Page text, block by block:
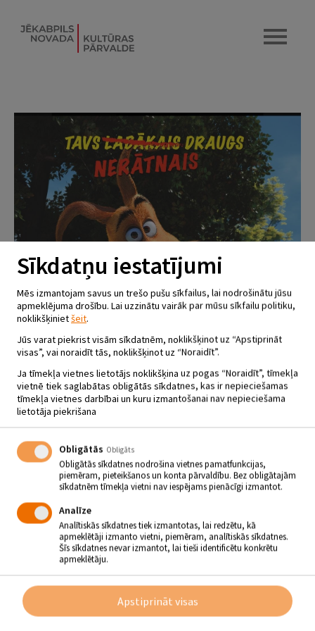
PIEDZĪVOJUMU KOMĒDIJA
BĒRNIEM, ANIMĀCIJAS FILMA
“MARMADJŪKS”
Sīkdatņu iestatījumi
Mēs izmantojam savus un trešo pušu sīkfailus, lai nodrošinātu jūsu
apmeklējuma drošību. Lai uzzinātu vairāk par mūsu sīkfailu politiku,
noklikšķinietšeit.
Jūs varat piekrist visām sīkdatnēm, noklikšķinot uz “Apstiprināt
visas”, vai noraidīt tās, noklikšķinot uz “Noraidīt”.
Ja tīmekļa vietnes lietotājs noklikšķina uz pogas “Noraidīt”, tīmekļa
vietnē tiek saglabātas obligātās sīkdatnes, kas ir nepieciešamas
tīmekļa vietnes darbībai un kuru izmantošanai nav nepieciešama
lietotāja piekrišana
Obligātās Obligāts
Obligātās sīkdatnes nodrošina vietnes pamatfunkcijas,
piemēram, pieteikšanos un konta pārvaldību. Bez obligātajām
sīkdatnēm tīmekļa vietni nav iespējams pienācīgi izmantot.
Analīze
Analītiskās sīkdatnes tiek izmantotas, lai redzētu, kā
apmeklētāji izmanto vietni, piemēram, analītiskās sīkdatnes.
Šīs sīkdatnes nevar izmantot, lai tieši identificētu konkrētu
apmeklētāju.
Apstiprināt visas